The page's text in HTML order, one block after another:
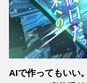
AIで作ってもいい